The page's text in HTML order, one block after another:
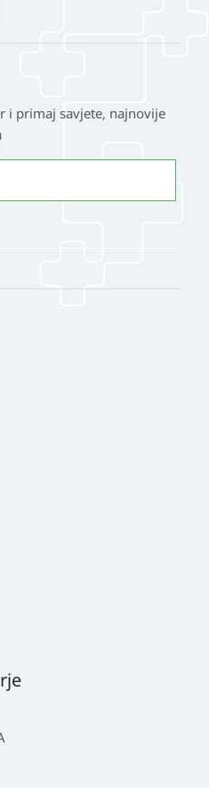
i primaj savjete, najnovije